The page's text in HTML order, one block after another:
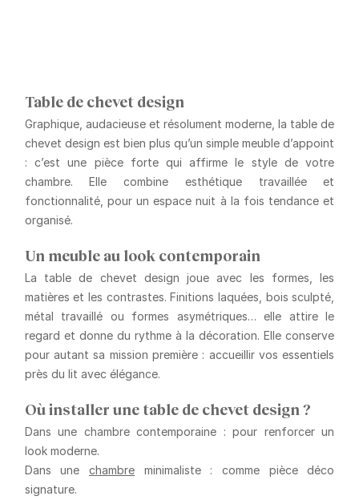
Table de chevet design
Graphique, audacieuse et résolument moderne, la table de
chevet design est bien plus qu’un simple meuble d’appoint
: c’est une pièce forte qui affirme le style de votre
chambre. Elle combine esthétique travaillée et
fonctionnalité, pour un espace nuit à la fois tendance et
organisé.
Un meuble au look contemporain
La table de chevet design joue avec les formes, les
matières et les contrastes. Finitions laquées, bois sculpté,
métal travaillé ou formes asymétriques… elle attire le
regard et donne du rythme à la décoration. Elle conserve
pour autant sa mission première : accueillir vos essentiels
près du lit avec élégance.
Où installer une table de chevet design ?
Dans une chambre contemporaine : pour renforcer un
look moderne.
Dans unechambre minimaliste: comme pièce déco
signature.